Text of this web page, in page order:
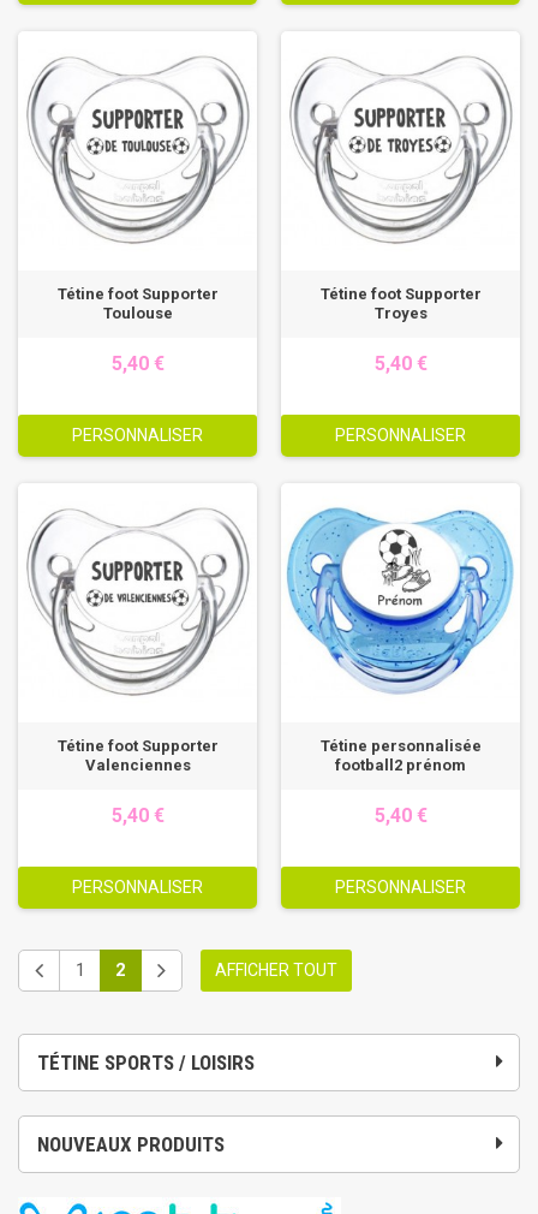
TÉTINE SPORTS / LOISIRS
NOUVEAUX PRODUITS
Tétine foot Supporter
Toulouse
5,40 €
PERSONNALISER
Tétine foot Supporter
Troyes
5,40 €
PERSONNALISER
Tétine foot Supporter
Valenciennes
5,40 €
PERSONNALISER
Tétine personnalisée
football2 prénom
5,40 €
PERSONNALISER
1 2 AFFICHER TOUT